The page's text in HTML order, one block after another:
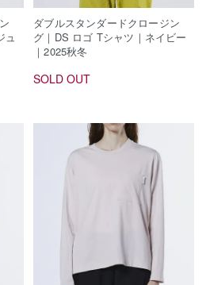
ダブルスタンダードクロージン
グ｜DS ロゴ Tシャツ｜ネイビー
｜2025秋冬
SOLD OUT